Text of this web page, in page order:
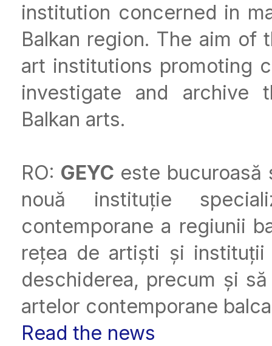
institution concerned in
Balkan region. The aim
art institutions promoting
investigate and archive
Balkan arts.
RO: GEYC este
nouă instituție
contemporane a regiunii
rețea de artiști și
deschiderea, precum și
artelor contemporane
Read the news